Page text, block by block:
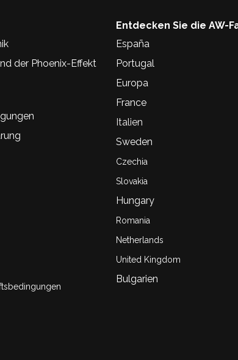
der Phoenix-Effekt
Entdecken Sie die AW-
España
Portugal
Europa
France
Italien
Sweden
Czechia
Slovakia
Hungary
Romania
Netherlands
United Kingdom
Bulgarien